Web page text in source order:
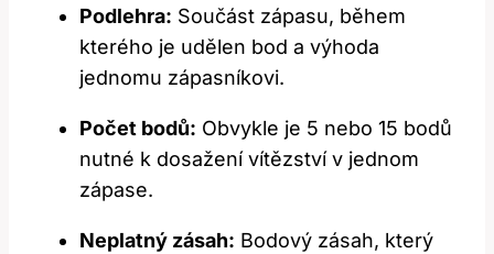
Podlehra: Součást zápasu, během
kterého je udělen bod a výhoda
jednomu zápasníkovi.
Počet bodů: Obvykle je 5 nebo 15 bodů
nutné k dosažení vítězství v jednom
zápase.
Neplatný zásah: Bodový zásah, který